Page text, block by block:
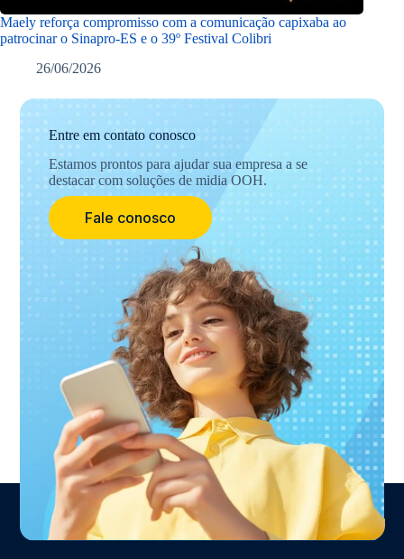
Maely reforça compromisso com a comunicação capixaba ao
patrocinar o Sinapro-ES e o 39º Festival Colibri
26/06/2026
Entre em contato conosco
Estamos prontos para ajudar sua empresa a se
destacar com soluções de midia OOH.
Fale conosco